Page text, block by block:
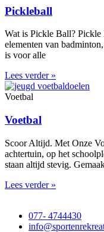
Pickleball
Wat is Pickle Ball?
elementen van
is voor alle
Lees verder »
Voetbal
Voetbal
Scoor Altijd. Met Onze
achtertuin, op het
staan altijd stevig.
Lees verder »
077- 4744430